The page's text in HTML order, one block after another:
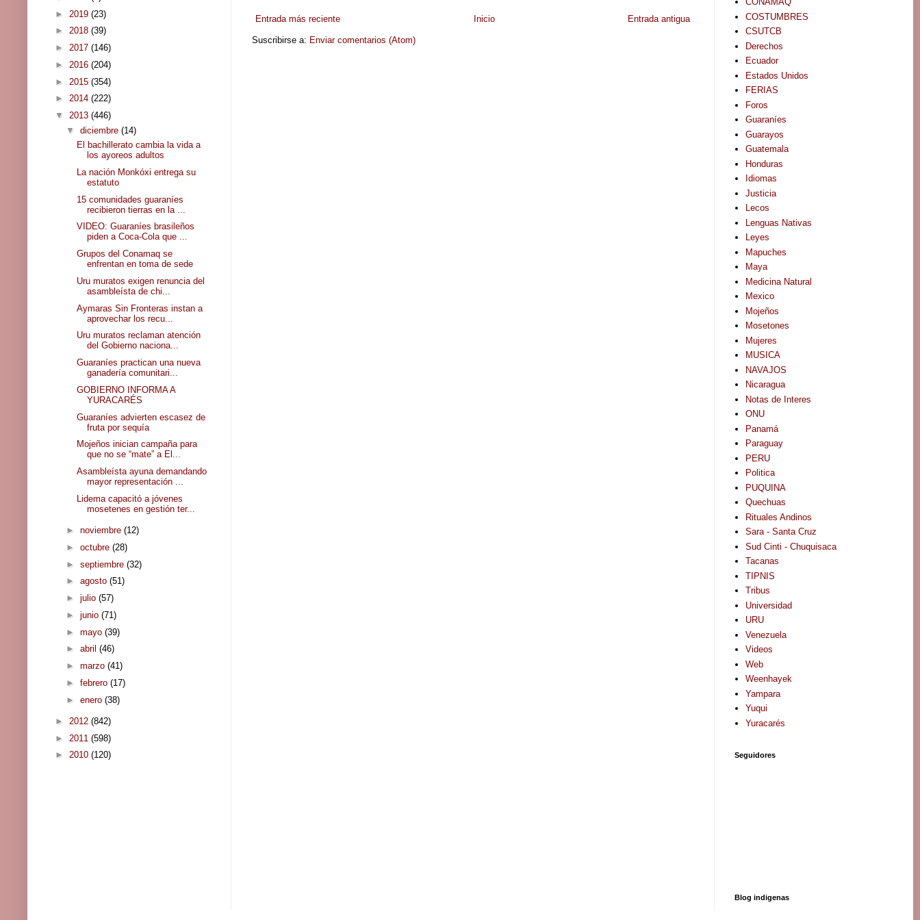
Entrada más reciente Entrada antigua
Inicio
Suscribirse a: Enviar comentarios (Atom)
► 2019 (23)
► 2018 (39)
► 2017 (146)
► 2016 (204)
► 2015 (354)
► 2014 (222)
▼ 2013 (446)
▼ diciembre (14)
El bachillerato cambia la vida a
los ayoreos adultos
La nación Monkóxi entrega su
estatuto
15 comunidades guaraníes
recibieron tierras en la ...
VIDEO: Guaraníes brasileños
piden a Coca-Cola que ...
Grupos del Conamaq se
enfrentan en toma de sede
Uru muratos exigen renuncia del
asambleísta de chi...
Aymaras Sin Fronteras instan a
aprovechar los recu...
Uru muratos reclaman atención
del Gobierno naciona...
Guaraníes practican una nueva
ganadería comunitari...
GOBIERNO INFORMA A
YURACARÉS
Guaraníes advierten escasez de
fruta por sequía
Mojeños inician campaña para
que no se “mate” a El...
Asambleísta ayuna demandando
mayor representación ...
Lidema capacitó a jóvenes
mosetenes en gestión ter...
► noviembre (12)
► octubre (28)
► septiembre (32)
► agosto (51)
► julio (57)
► junio (71)
► mayo (39)
► abril (46)
► marzo (41)
► febrero (17)
► enero (38)
► 2012 (842)
► 2011 (598)
► 2010 (120)
COSTUMBRES
CSUTCB
Derechos
Ecuador
Estados Unidos
FERIAS
Foros
Guaraníes
Guarayos
Guatemala
Honduras
Idiomas
Justicia
Lecos
Lenguas Nativas
Leyes
Mapuches
Maya
Medicina Natural
Mexico
Mojeños
Mosetones
Mujeres
MUSICA
NAVAJOS
Nicaragua
Notas de Interes
ONU
Panamá
Paraguay
PERU
Politica
PUQUINA
Quechuas
Rituales Andinos
Sara - Santa Cruz
Sud Cinti - Chuquisaca
Tacanas
TIPNIS
Tribus
Universidad
URU
Venezuela
Videos
Web
Weenhayek
Yampara
Yuqui
Yuracarés
Seguidores
Blog indigenas